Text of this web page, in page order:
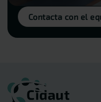
Contacta con el